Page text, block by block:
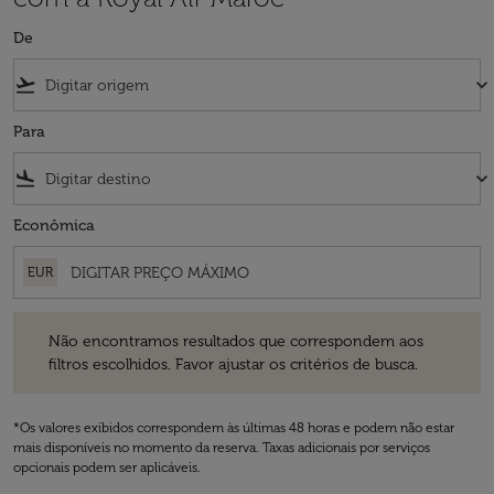
De
flight_takeoff keyboard_arrow_down
Para
flight_land keyboard_arrow_down
Econômica
EUR
Não encontramos resultados que correspondem aos
filtros escolhidos. Favor ajustar os critérios de busca.
*Os valores exibidos correspondem às últimas 48 horas e podem não estar
mais disponíveis no momento da reserva. Taxas adicionais por serviços
opcionais podem ser aplicáveis.